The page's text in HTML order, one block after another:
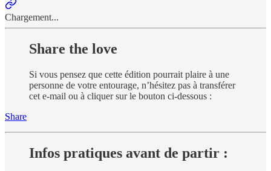
Chargement...
Share the love
Si vous pensez que cette édition pourrait plaire à une
personne de votre entourage, n’hésitez pas à transférer
cet e-mail ou à cliquer sur le bouton ci-dessous :
Share
Infos pratiques avant de partir :